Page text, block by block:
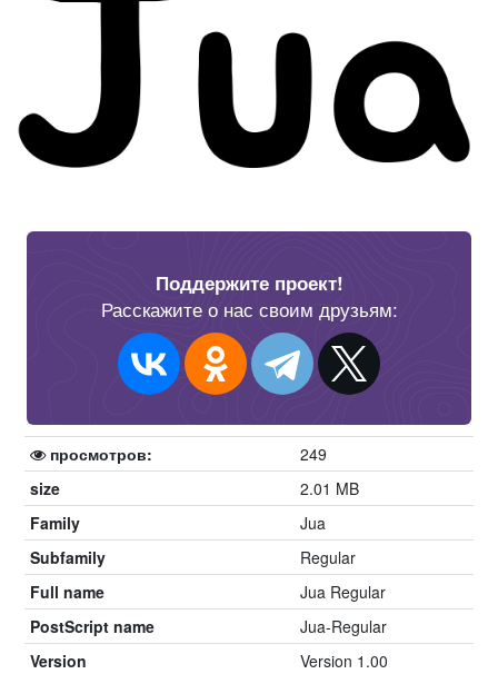
Поддержите проект!
Расскажите о нас своим друзьям:
просмотров:
249
size
2.01 MB
Family
Jua
Subfamily
Regular
Full name
Jua Regular
PostScript name
Jua-Regular
Version
Version 1.00